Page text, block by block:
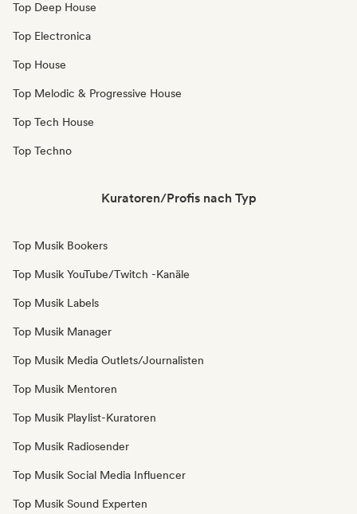
Top Deep House
Top Electronica
Top House
Top Melodic & Progressive House
Top Tech House
Top Techno
Kuratoren/Profis nach Typ
Top Musik Bookers
Top Musik YouTube/Twitch -Kanäle
Top Musik Labels
Top Musik Manager
Top Musik Media Outlets/Journalisten
Top Musik Mentoren
Top Musik Playlist-Kuratoren
Top Musik Radiosender
Top Musik Social Media Influencer
Top Musik Sound Experten